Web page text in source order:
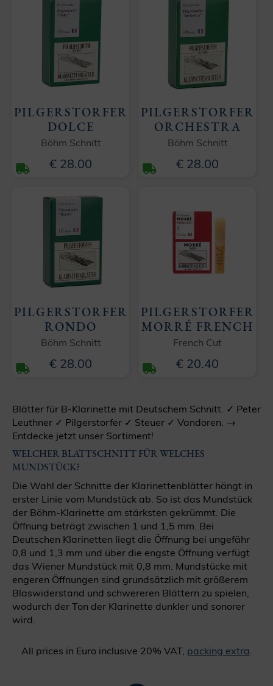
PILGERSTORFER
DOLCE
Böhm Schnitt
€ 28.00
PILGERSTORFER
ORCHESTRA
Böhm Schnitt
€ 28.00
PILGERSTORFER
RONDO
Böhm Schnitt
€ 28.00
PILGERSTORFER
MORRÉ FRENCH
French Cut
€ 20.40
Blätter für B-Klarinette mit Deutschem Schnitt. ✓ Peter
Leuthner ✓ Pilgerstorfer ✓ Steuer ✓ Vandoren. →
Entdecke jetzt unser Sortiment!
WELCHER BLATTSCHNITT FÜR WELCHES
MUNDSTÜCK?
Die Wahl der Schnitte der Klarinettenblätter hängt in
erster Linie vom Mundstück ab. So ist das Mundstück
der Böhm-Klarinette am stärksten gekrümmt. Die
Öffnung beträgt zwischen 1 und 1,5 mm. Bei
Deutschen Klarinetten liegt die Öffnung bei ungefähr
0,8 und 1,3 mm und über die engste Öffnung verfügt
das Wiener Mundstück mit 0,8 mm. Mundstücke mit
engeren Öffnungen sind grundsätzlich mit größerem
Blaswiderstand und schwereren Blättern zu spielen,
wodurch der Ton der Klarinette dunkler und sonorer
wird.
All prices in Euro inclusive 20% VAT, packing extra.